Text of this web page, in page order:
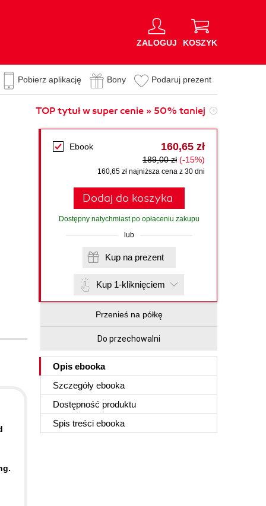
ZALOGUJ KOSZYK
Pobierz aplikację Bony Podaruj prezent
TOP tytuł w super cenie » 50% taniej
Ebook 160,65 zł
189,00 zł (-15%)
160,65 zł najniższa cena z 30 dni
Dodaj do koszyka
Dostępny natychmiast po opłaceniu zakupu
lub
Kup na prezent
Kup 1-kliknięciem
Przenieś na półkę
Do przechowalni
Opis ebooka
Szczegóły ebooka
Dostępność produktu
Spis treści ebooka